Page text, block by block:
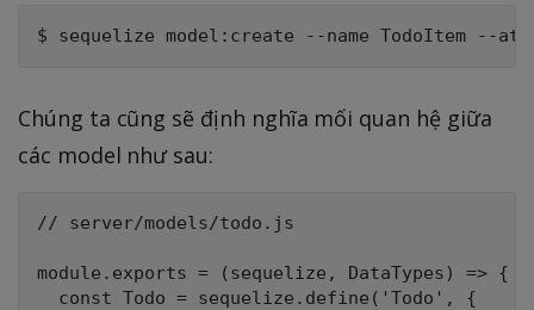
Chúng ta cũng sẽ định nghĩa mối quan hệ giữa
các model như sau:
// server/models/todo.js
module.exports = (sequelize, DataTypes) => {
  const Todo = sequelize.define('Todo', {